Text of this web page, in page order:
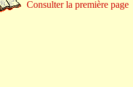
Consulter la première page